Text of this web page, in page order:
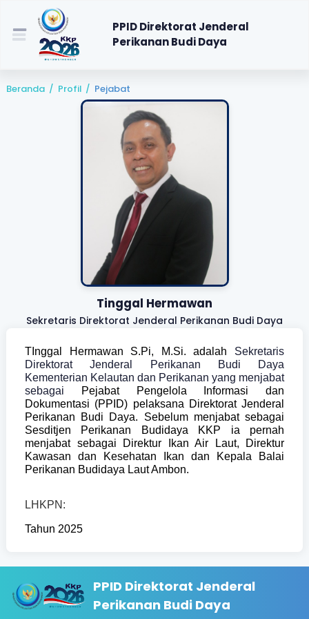
PPID Direktorat Jenderal
Perikanan Budi Daya
Beranda / Profil / Pejabat
Tinggal Hermawan
Sekretaris Direktorat Jenderal Perikanan Budi Daya
TInggal Hermawan S.Pi, M.Si. adalah Sekretaris
Direktorat Jenderal Perikanan Budi Daya
Kementerian Kelautan dan Perikanan yang menjabat
sebagai
Pejabat Pengelola Informasi dan
Dokumentasi (PPID) pelaksana Direktorat Jenderal
Perikanan Budi Daya. Sebelum menjabat sebagai
Sesditjen Perikanan Budidaya KKP ia pernah
menjabat sebagai Direktur Ikan Air Laut, Direktur
Kawasan dan Kesehatan Ikan dan Kepala Balai
Perikanan Budidaya Laut Ambon.
LHKPN:
Tahun 2025
PPID Direktorat Jenderal
Perikanan Budi Daya